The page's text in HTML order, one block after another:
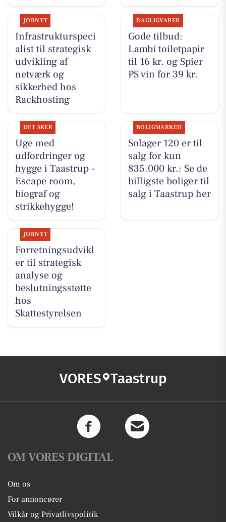
JOBNYT
Infrastrukturspeci
alist til strategisk
udvikling af
netværk og
sikkerhed hos
Rackhosting
DAGLIGVARER
Gode tilbud:
Lambi toiletpapir
til 16 kr. og Spier
PS vin for 39 kr.
DET SKER
Uge med
udfordringer og
hygge i Taastrup -
Escape room,
biograf og
strikkehygge!
BOLIGMARKED
Solager 120 er til
salg for kun
835.000 kr.: Se de
billigste boliger til
salg i Taastrup her
JOBNYT
Forretningsudvikl
er til strategisk
analyse og
beslutningsstøtte
hos
Skattestyrelsen
VORES Taastrup
OM VORES DIGITAL
Om os
For annoncører
Vilkår og Privatlivspolitik